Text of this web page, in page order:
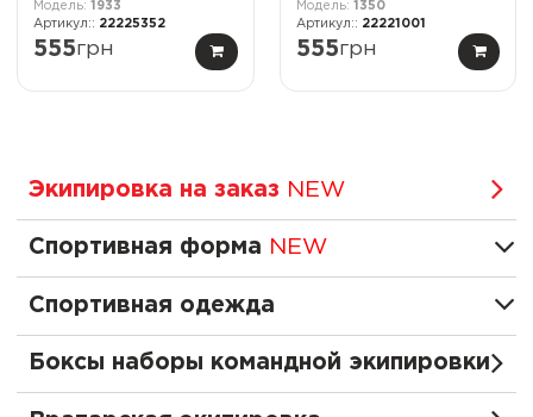
1933
22225352
555грн
1350
22221001
555грн
Экипировка на заказ NEW
Спортивная форма NEW
Спортивная одежда
Боксы наборы командной экипировки